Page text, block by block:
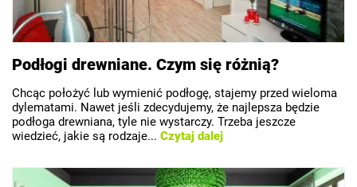
Podłogi drewniane. Czym się różnią?
Chcąc położyć lub wymienić podłogę, stajemy przed wieloma
dylematami. Nawet jeśli zdecydujemy, że najlepsza będzie
podłoga drewniana, tyle nie wystarczy. Trzeba jeszcze
wiedzieć, jakie są rodzaje... Czytaj dalej